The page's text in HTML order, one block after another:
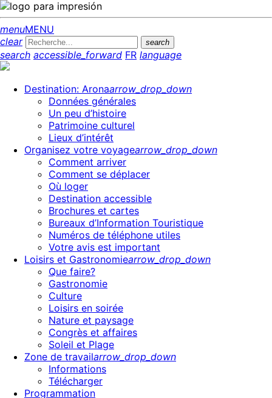
menuMENU
clear
search
search accessible_forward FR language
Destination: Aronaarrow_drop_down
Données générales
Un peu d’histoire
Patrimoine culturel
Lieux d’intérêt
Organisez votre voyagearrow_drop_down
Comment arriver
Comment se déplacer
Où loger
Destination accessible
Brochures et cartes
Bureaux d’Information Touristique
Numéros de téléphone utiles
Votre avis est important
Loisirs et Gastronomiearrow_drop_down
Que faire?
Gastronomie
Culture
Loisirs en soirée
Nature et paysage
Congrès et affaires
Soleil et Plage
Zone de travailarrow_drop_down
Informations
Télécharger
Programmation